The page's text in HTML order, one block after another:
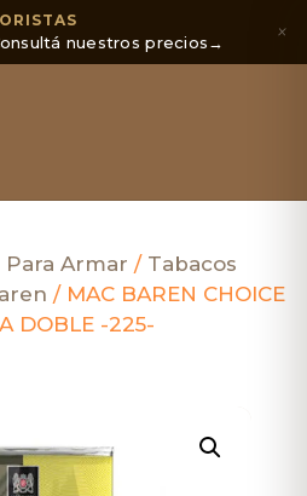
nuestros precios→ ×
Para Armar / Tabacos
/ MAC BAREN CHOICE
DOBLE -225-